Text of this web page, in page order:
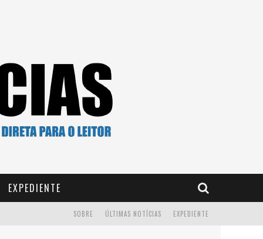
EXPEDIENTE
EXPEDIENTE
ÚLTIMAS NOTÍCIAS
SOBRE